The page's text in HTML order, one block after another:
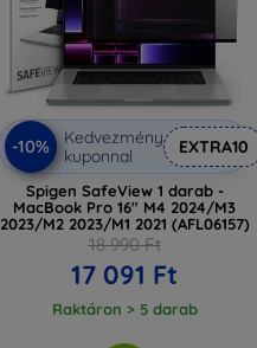
-10%
Kedvezmény
kuponnal
EXTRA10
Spigen SafeView 1 darab -
MacBook Pro 16" M4 2024/M3
2023/M2 2023/M1 2021 (AFL06157)
18 990 Ft
17 091 Ft
Raktáron > 5 darab